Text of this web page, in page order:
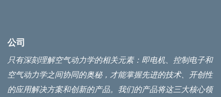
公司
只有深刻理解空气动力学的相关元素：即电机、控制电子和
空气动力学之间协同的奥秘，才能掌握先进的技术、开创性
的应用解决方案和创新的产品。我们的产品将这三大核心领